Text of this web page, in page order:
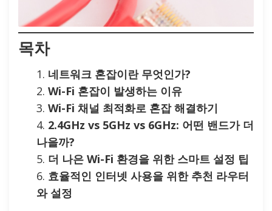
목차
네트워크 혼잡이란 무엇인가?
Wi-Fi 혼잡이 발생하는 이유
Wi-Fi 채널 최적화로 혼잡 해결하기
2.4GHz vs 5GHz vs 6GHz: 어떤 밴드가 더
나을까?
더 나은 Wi-Fi 환경을 위한 스마트 설정 팁
효율적인 인터넷 사용을 위한 추천 라우터
와 설정